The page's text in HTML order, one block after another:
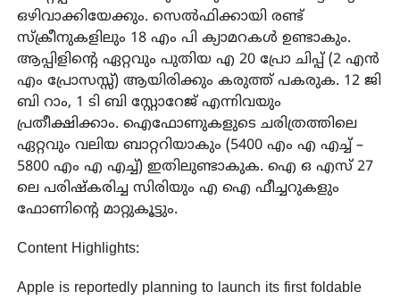
ഒഴിവാക്കിയേക്കും. സെൽഫിക്കായി രണ്ട്
സ്ക്രീനുകളിലും 18 എം പി ക്യാമറകൾ ഉണ്ടാകും.
ആപ്പിളിന്റെ ഏറ്റവും പുതിയ എ 20 പ്രോ ചിപ്പ് (2 എൻ
എം പ്രോസസ്സ്) ആയിരിക്കും കരുത്ത് പകരുക. 12 ജി
ബി റാം, 1 ടി ബി സ്റ്റോറേജ് എന്നിവയും
പ്രതീക്ഷിക്കാം. ഐഫോണുകളുടെ ചരിത്രത്തിലെ
ഏറ്റവും വലിയ ബാറ്ററിയാകും (5400 എം എ എച്ച് –
5800 എം എ എച്ച്) ഇതിലുണ്ടാകുക. ഐ ഒ എസ് 27
ലെ പരിഷ്കരിച്ച സിരിയും എ ഐ ഫീച്ചറുകളും
ഫോണിന്റെ മാറ്റുകൂട്ടും.
Content Highlights:
Apple is reportedly planning to launch its first foldable